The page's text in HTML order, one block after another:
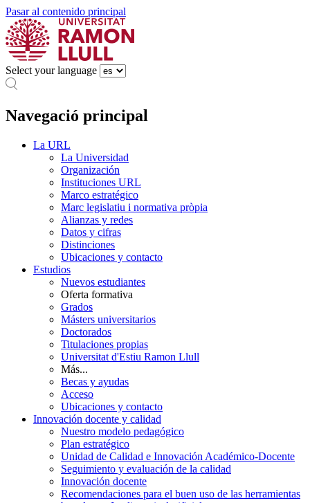
Pasar al contenido principal
Select your language
Navegació principal
La URL
La Universidad
Organización
Instituciones URL
Marco estratégico
Marc legislatiu i normativa pròpia
Alianzas y redes
Datos y cifras
Distinciones
Ubicaciones y contacto
Estudios
Nuevos estudiantes
Oferta formativa
Grados
Másters universitarios
Doctorados
Titulaciones propias
Universitat d'Estiu Ramon Llull
Más...
Becas y ayudas
Acceso
Ubicaciones y contacto
Innovación docente y calidad
Nuestro modelo pedagógico
Plan estratégico
Unidad de Calidad e Innovación Académico-Docente
Seguimiento y evaluación de la calidad
Innovación docente
Recomendaciones para el buen uso de las herramientas